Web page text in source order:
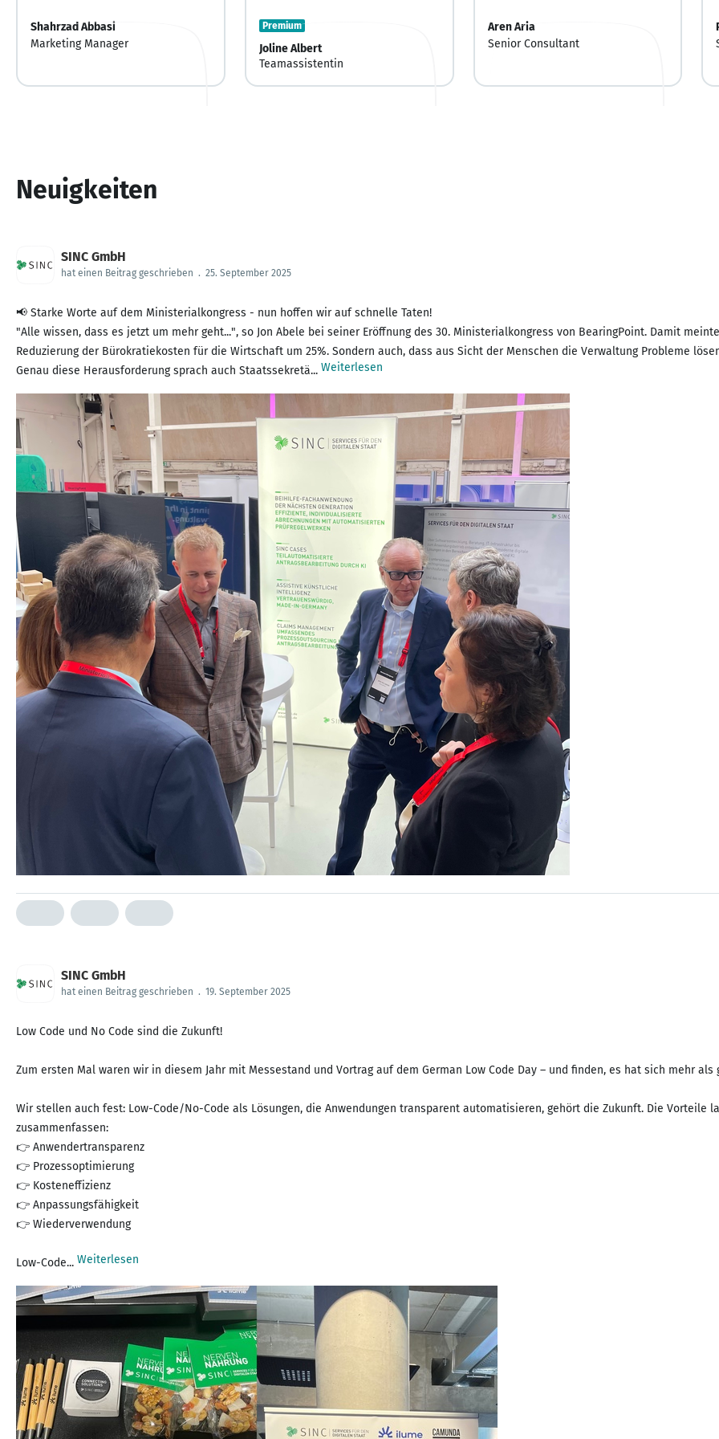
Shahrzad Abbasi
Marketing Manager
Premium
Joline Albert
Teamassistentin
Aren Aria
Senior Consultant
Neuigkeiten
SINC GmbH
hat einen Beitrag geschrieben . 25. September 2025
📢 Starke Worte auf dem Ministerialkongress - nun hoffen wir auf schnelle Taten!
"Alle wissen, dass es jetzt um mehr geht...", so Jon Abele bei seiner Eröffnung des 30. Ministerialkongress von BearingPoint. Damit
Reduzierung der Bürokratiekosten für die Wirtschaft um 25%. Sondern auch, dass aus Sicht der Menschen die Verwaltung Probleme
Genau diese Herausforderung sprach auch Staatssekretä... Weiterlesen
SINC GmbH
hat einen Beitrag geschrieben . 19. September 2025
Low Code und No Code sind die Zukunft!
Zum ersten Mal waren wir in diesem Jahr mit Messestand und Vortrag auf dem German Low Code Day – und finden, es hat sich mehr als
Wir stellen auch fest: Low-Code/No-Code als Lösungen, die Anwendungen transparent automatisieren, gehört die Zukunft. Die Vorteile
zusammenfassen:
👉 Anwendertransparenz
👉 Prozessoptimierung
👉 Kosteneffizienz
👉 Anpassungsfähigkeit
👉 Wiederverwendung
Low-Code... Weiterlesen